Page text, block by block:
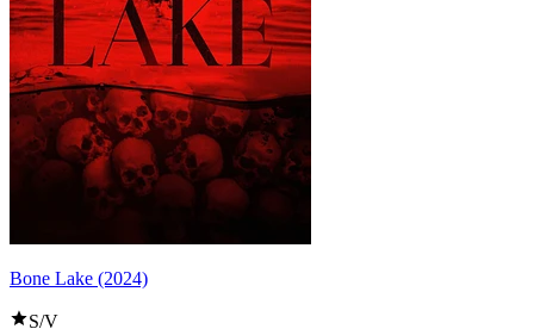
Bone Lake (2024)
S/V